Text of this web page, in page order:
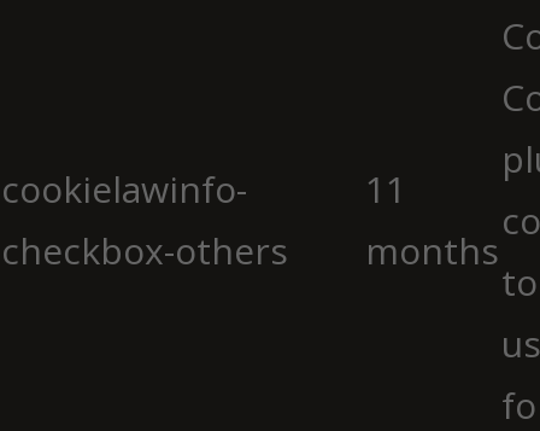
cookielawinfo-
checkbox-others
11
months